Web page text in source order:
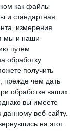
как файлы
и стандартная
измерения
мы и наши
путем
обработку
получить
прежде чем дать
обработке ваших
вы имеете
данному веб-сайту.
на этот